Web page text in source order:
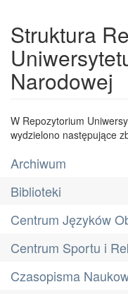
Struktura
Narodowej
W Repozytorium
wydzielono następujące
Archiwum
Biblioteki
Centrum Języków
Centrum Sportu i
Czasopisma